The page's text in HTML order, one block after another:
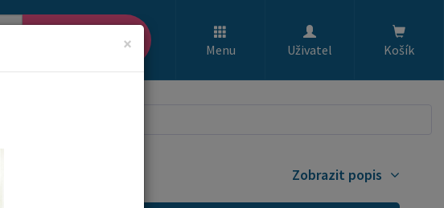
Menu Uživatel Košík
Zobrazit popis
×